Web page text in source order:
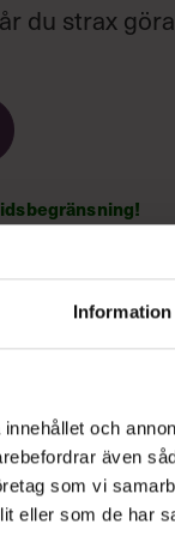
Information
och
även
som vi
eller som de har
du strax